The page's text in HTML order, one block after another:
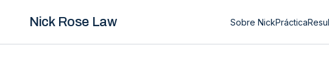
Nick Rose Law Sobre NickPráctica